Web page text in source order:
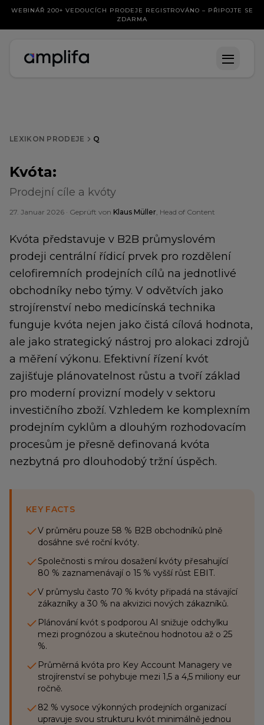
WEBINÁŘ 200+ VEDOUCÍCH PRODEJE REGISTROVÁNO – PŘIPOJTE SE
ZDARMA
LEXIKON PRODEJE Q
Kvóta:
Prodejní cíle a kvóty
27. Januar 2026 · Geprüft von Klaus Müller, Head of Content
Kvóta představuje v B2B průmyslovém
prodeji centrální řídicí prvek pro rozdělení
celofiremních prodejních cílů na jednotlivé
obchodníky nebo týmy. V odvětvích jako
strojírenství nebo medicínská technika
funguje kvóta nejen jako čistá cílová hodnota,
ale jako strategický nástroj pro alokaci zdrojů
a měření výkonu. Efektivní řízení kvót
zajišťuje plánovatelnost růstu a tvoří základ
pro moderní provizní modely v sektoru
investičního zboží. Vzhledem ke komplexním
prodejním cyklům a dlouhým rozhodovacím
procesům je přesně definovaná kvóta
nezbytná pro dlouhodobý tržní úspěch.
KEY FACTS
V průměru pouze 58 % B2B obchodníků plně
dosáhne své roční kvóty.
Společnosti s mírou dosažení kvóty přesahující
80 % zaznamenávají o 15 % vyšší růst EBIT.
V průmyslu často 70 % kvóty připadá na stávající
zákazníky a 30 % na akvizici nových zákazníků.
Plánování kvót s podporou AI snižuje odchylku
mezi prognózou a skutečnou hodnotou až o 25
%.
Průměrná kvóta pro Key Account Managery ve
strojírenství se pohybuje mezi 1,5 a 4,5 miliony eur
ročně.
82 % vysoce výkonných prodejních organizací
upravuje svou strukturu kvót minimálně jednou